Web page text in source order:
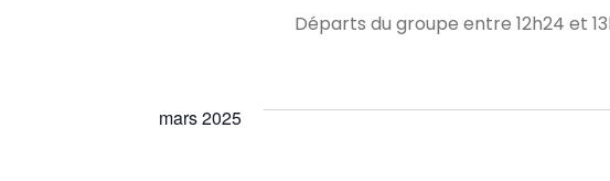
Départs du groupe entre 12h24 et
mars 2025